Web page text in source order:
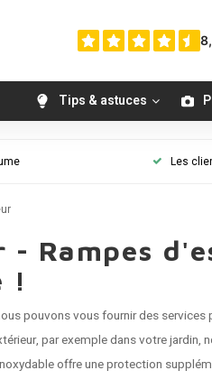
Tips & astuces
Les
Rampes
!
pouvons vous fournir des services
par exemple dans votre jardin,
offre une protection